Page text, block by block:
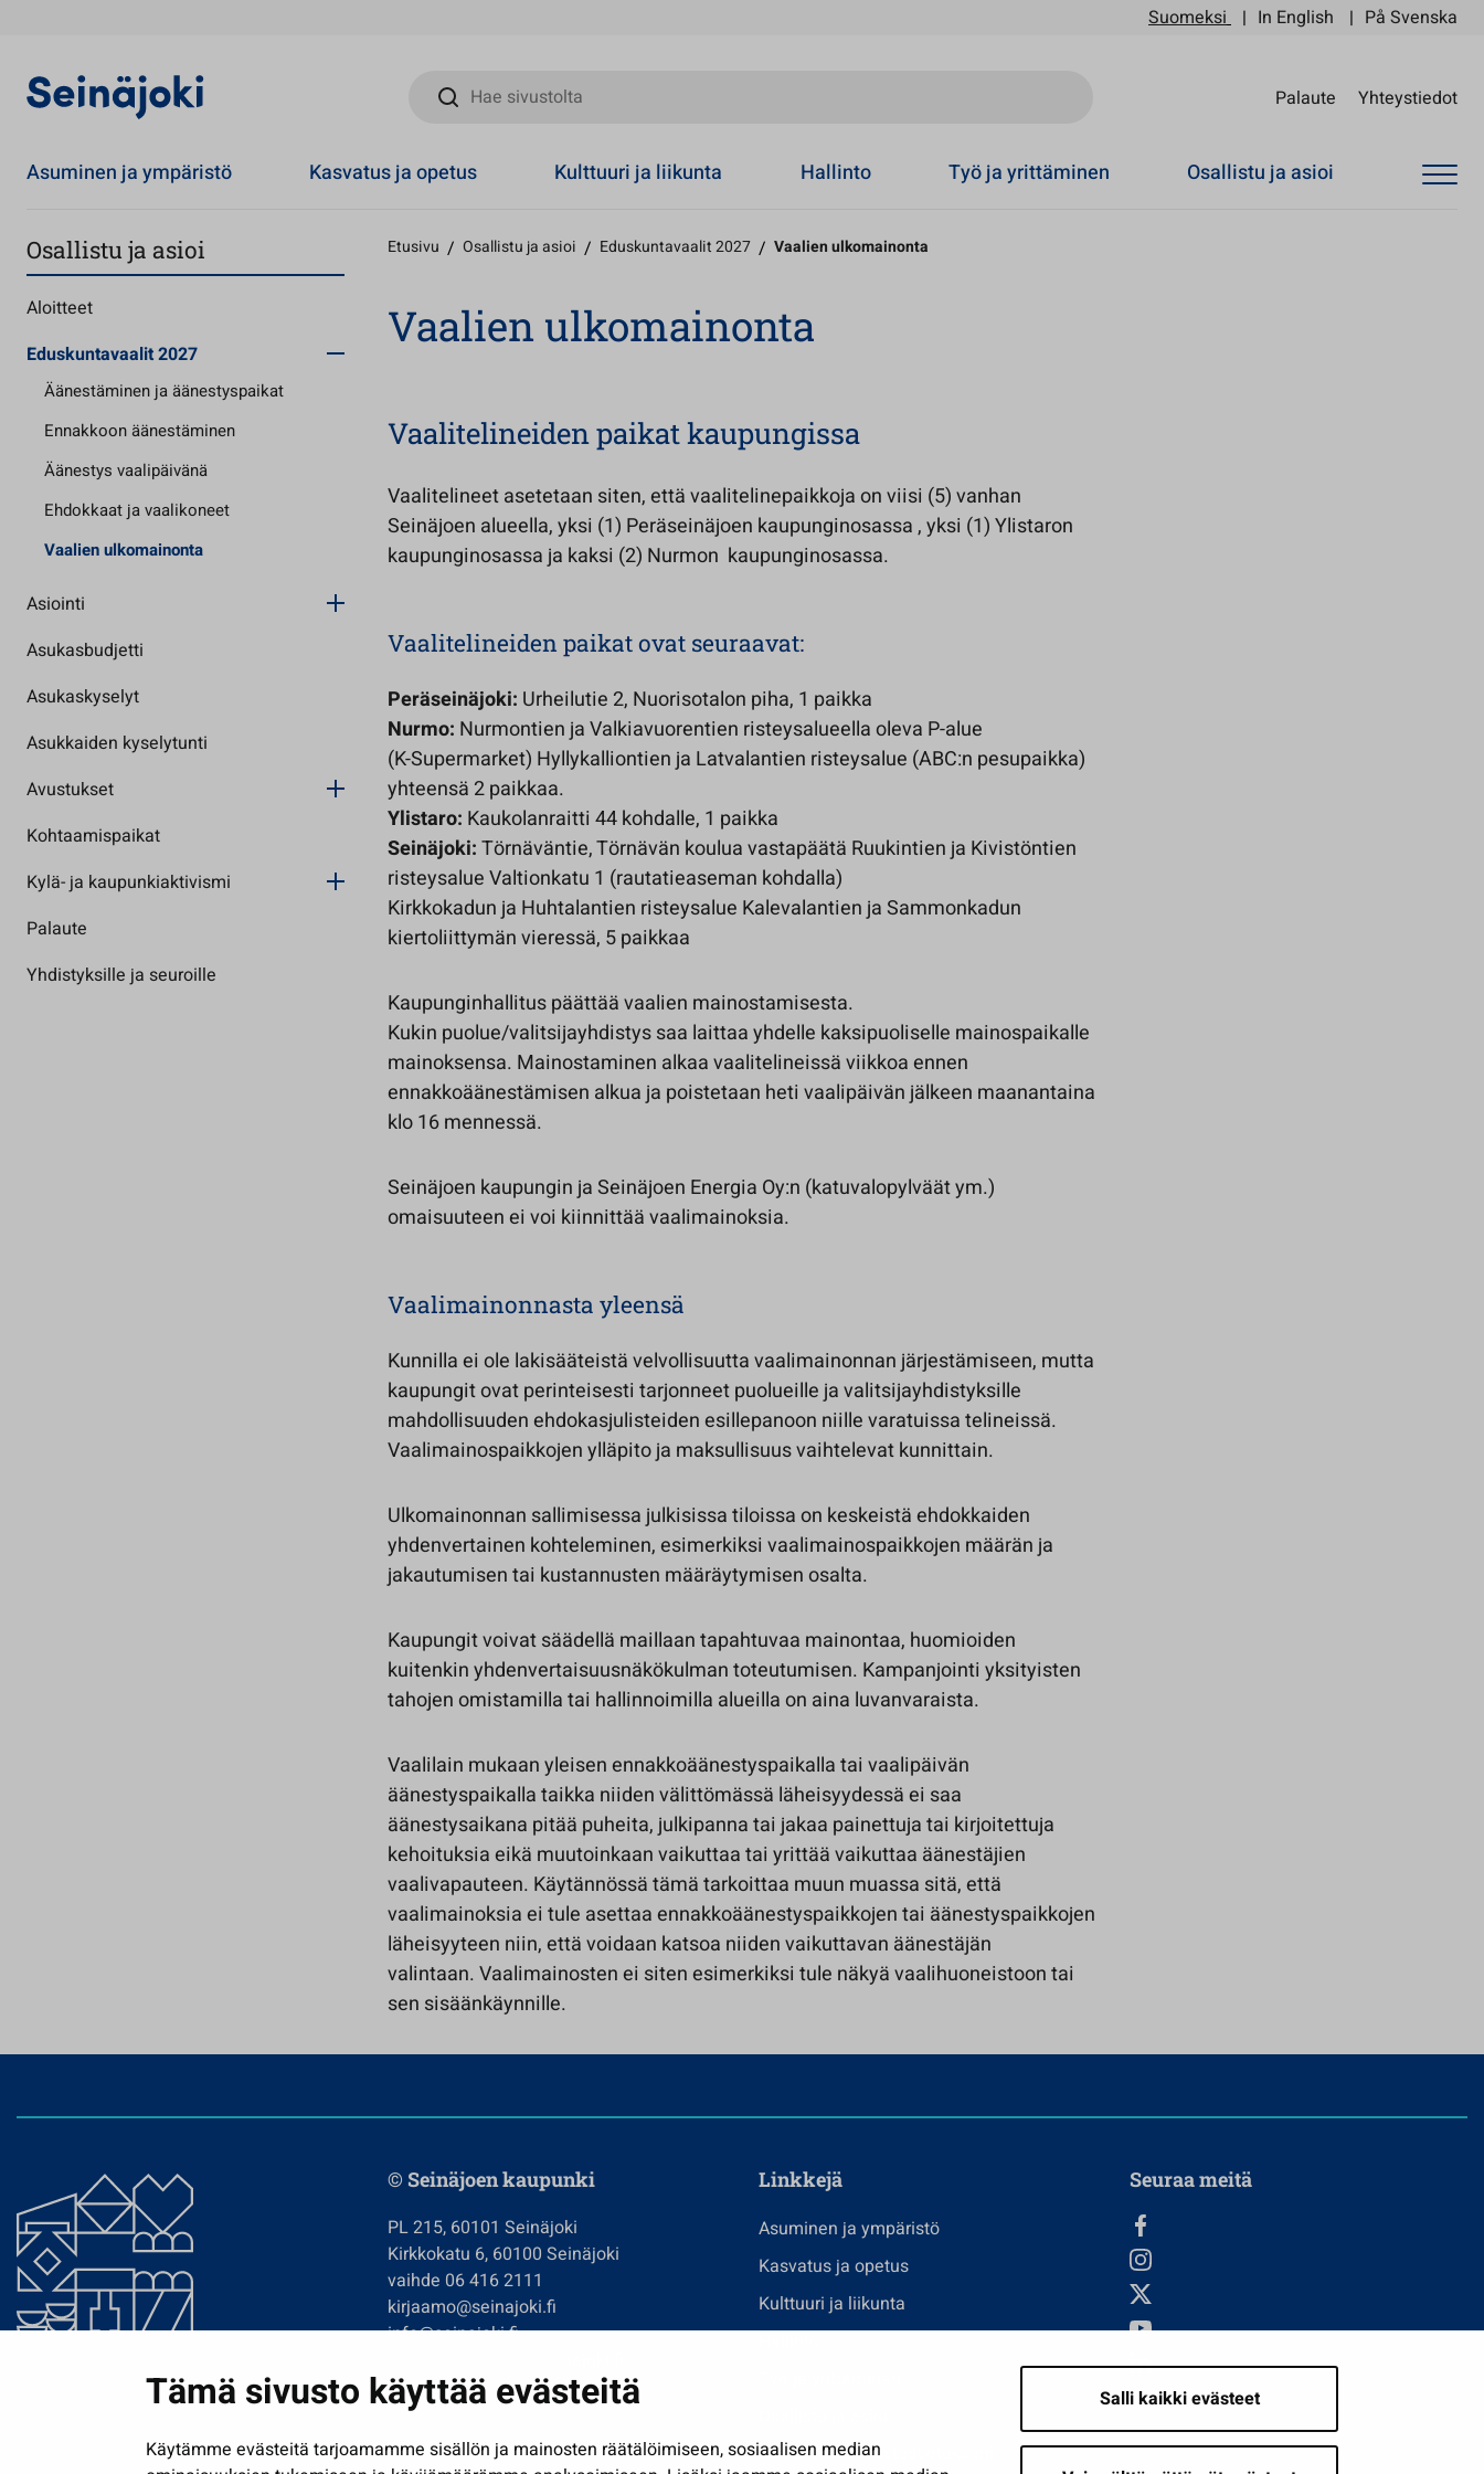
Tämä sivusto käyttää evästeitä
Käytämme evästeitä tarjoamamme sisällön ja mainosten räätälöimiseen, sosiaalisen median
Salli kaikki evästeet
Suomeksi In English På Svenska
Hae sivustolta
Palaute Yhteystiedot
Asuminen ja ympäristö Kasvatus ja opetus Kulttuuri ja liikunta Hallinto Työ ja yrittäminen Osallistu ja asioi
Osallistu ja asioi
Aloitteet
Eduskuntavaalit 2027
Äänestäminen ja äänestyspaikat
Ennakkoon äänestäminen
Äänestys vaalipäivänä
Ehdokkaat ja vaalikoneet
Vaalien ulkomainonta
Asiointi
Asukasbudjetti
Asukaskyselyt
Asukkaiden kyselytunti
Avustukset
Kohtaamispaikat
Kylä- ja kaupunkiaktivismi
Palaute
Yhdistyksille ja seuroille
Etusivu / Osallistu ja asioi / Eduskuntavaalit 2027 / Vaalien ulkomainonta
Vaalien ulkomainonta
Vaalitelineiden paikat kaupungissa
Vaalitelineet asetetaan siten, että vaalitelinepaikkoja on viisi (5) vanhan
Seinäjoen alueella, yksi (1) Peräseinäjoen kaupunginosassa , yksi (1) Ylistaron
kaupunginosassa ja kaksi (2) Nurmon kaupunginosassa.
Vaalitelineiden paikat ovat seuraavat:
Peräseinäjoki: Urheilutie 2, Nuorisotalon piha, 1 paikka
Nurmo: Nurmontien ja Valkiavuorentien risteysalueella oleva P-alue
(K-Supermarket) Hyllykalliontien ja Latvalantien risteysalue (ABC:n pesupaikka)
yhteensä 2 paikkaa.
Ylistaro: Kaukolanraitti 44 kohdalle, 1 paikka
Seinäjoki:Törnäväntie, Törnävän koulua vastapäätä Ruukintien ja Kivistöntien
risteysalue Valtionkatu 1 (rautatieaseman kohdalla)
Kirkkokadun ja Huhtalantien risteysalue Kalevalantien ja Sammonkadun
kiertoliittymän vieressä, 5 paikkaa
Kaupunginhallitus päättää vaalien mainostamisesta.
Kukin puolue/valitsijayhdistys saa laittaa yhdelle kaksipuoliselle mainospaikalle
mainoksensa. Mainostaminen alkaa vaalitelineissä viikkoa ennen
ennakkoäänestämisen alkua ja poistetaan heti vaalipäivän jälkeen maanantaina
klo 16 mennessä.
Seinäjoen kaupungin ja Seinäjoen Energia Oy:n (katuvalopylväät ym.)
omaisuuteen ei voi kiinnittää vaalimainoksia.
Vaalimainonnasta yleensä
Kunnilla ei ole lakisääteistä velvollisuutta vaalimainonnan järjestämiseen, mutta
kaupungit ovat perinteisesti tarjonneet puolueille ja valitsijayhdistyksille
mahdollisuuden ehdokasjulisteiden esillepanoon niille varatuissa telineissä.
Vaalimainospaikkojen ylläpito ja maksullisuus vaihtelevat kunnittain.
Ulkomainonnan sallimisessa julkisissa tiloissa on keskeistä ehdokkaiden
yhdenvertainen kohteleminen, esimerkiksi vaalimainospaikkojen määrän ja
jakautumisen tai kustannusten määräytymisen osalta.
Kaupungit voivat säädellä maillaan tapahtuvaa mainontaa, huomioiden
kuitenkin yhdenvertaisuusnäkökulman toteutumisen. Kampanjointi yksityisten
tahojen omistamilla tai hallinnoimilla alueilla on aina luvanvaraista.
Vaalilain mukaan yleisen ennakkoäänestyspaikalla tai vaalipäivän
äänestyspaikalla taikka niiden välittömässä läheisyydessä ei saa
äänestysaikana pitää puheita, julkipanna tai jakaa painettuja tai kirjoitettuja
kehoituksia eikä muutoinkaan vaikuttaa tai yrittää vaikuttaa äänestäjien
vaalivapauteen. Käytännössä tämä tarkoittaa muun muassa sitä, että
vaalimainoksia ei tule asettaa ennakkoäänestyspaikkojen tai äänestyspaikkojen
läheisyyteen niin, että voidaan katsoa niiden vaikuttavan äänestäjän
valintaan. Vaalimainosten ei siten esimerkiksi tule näkyä vaalihuoneistoon tai
sen sisäänkäynnille.
© Seinäjoen kaupunki
PL 215, 60101 Seinäjoki
Kirkkokatu 6, 60100 Seinäjoki
vaihde 06 416 2111
kirjaamo@seinajoki.fi
info@seinajoki.fi
Tilaa uutiskirje
Linkkejä
Asuminen ja ympäristö
Kasvatus ja opetus
Kulttuuri ja liikunta
Näytä omat evästeasetukseni
Seuraa meitä